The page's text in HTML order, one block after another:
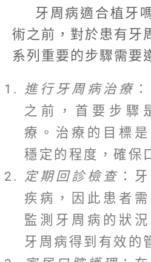
牙周病適合植牙
術之前，對於患有牙
系列重要的步驟需要
進行牙周病治療
之前，首要步驟
療。治療的目標
穩定的程度，確保
定期回診檢查 ：
疾病，因此患者
監測牙周病的狀
牙周病得到有效的